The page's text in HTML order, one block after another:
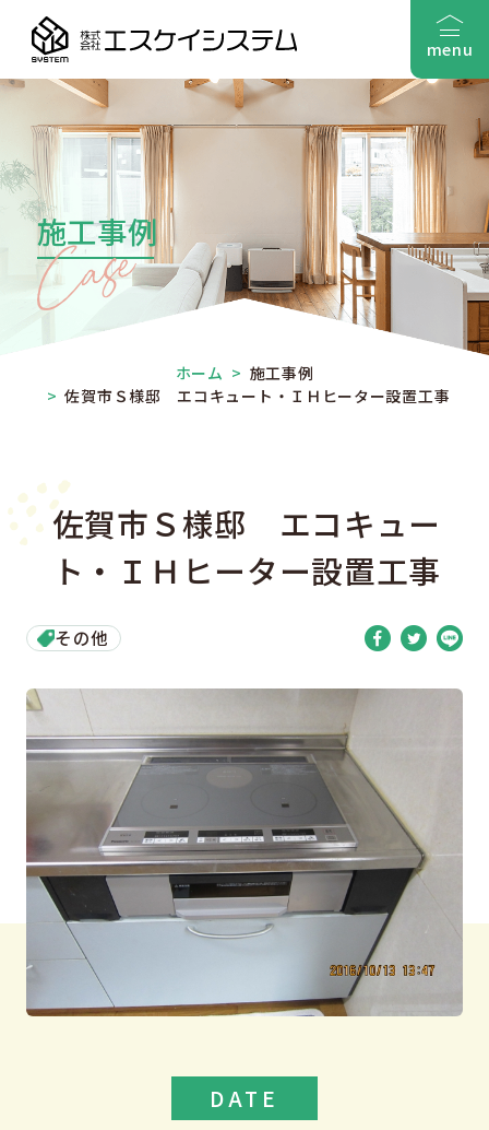
menu
施工事例
ホーム > 施工事例
> 佐賀市Ｓ様邸 エコキュート・ＩＨヒーター設置工事
佐賀市Ｓ様邸 エコキュー
ト・ＩＨヒーター設置工事
その他
DATE